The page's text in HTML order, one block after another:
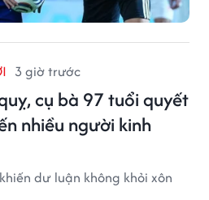
3 giờ trước
cụ bà 97 tuổi quyết
nhiều người kinh
dư luận không khỏi xôn